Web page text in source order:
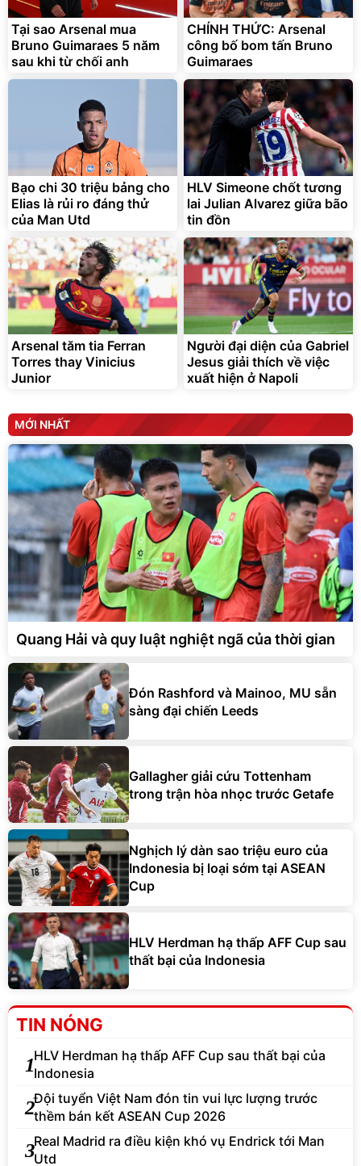
Bạt phủ xe ô tô cao cấp,
tráng nhôm 03 lớp
392.000đ
325.000 đ
Đã bán nhiều
Xe đạp điện trợ lực G-
Force C14 gấp gọn bỏ cốp
tiện lợi
9.900.000
7.092.000đ
Đang xem nhiều
G-FORCE VIETNA
Tại sao Arsenal mua
Bruno Guimaraes 5 năm
sau khi từ chối anh
CHÍNH THỨC: Arsenal
công bố bom tấn Bruno
Guimaraes
Bạo chi 30 triệu bảng cho
Elias là rủi ro đáng thử
của Man Utd
HLV Simeone chốt tương
lai Julian Alvarez giữa bão
tin đồn
Arsenal tăm tia Ferran
Torres thay Vinicius
Junior
Người đại diện của Gabriel
Jesus giải thích về việc
xuất hiện ở Napoli
MỚI NHẤT
Quang Hải và quy luật nghiệt ngã của thời gian
Đón Rashford và Mainoo, MU sẵn
sàng đại chiến Leeds
Gallagher giải cứu Tottenham
trong trận hòa nhọc trước Getafe
Nghịch lý dàn sao triệu euro của
Indonesia bị loại sớm tại ASEAN
Cup
HLV Herdman hạ thấp AFF Cup sau
thất bại của Indonesia
TIN NÓNG
1HLV Herdman hạ thấp AFF Cup sau thất bại của
Indonesia
2Đội tuyển Việt Nam đón tin vui lực lượng trước
thềm bán kết ASEAN Cup 2026
3Real Madrid ra điều kiện khó vụ Endrick tới Man
Utd